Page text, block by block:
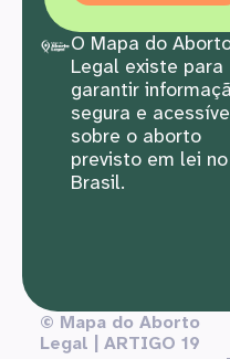
O Mapa do
Legal existe para
garantir
segura e
sobre o aborto
previsto em lei no
Brasil.
© Mapa do Aborto
Legal | ARTIGO 19